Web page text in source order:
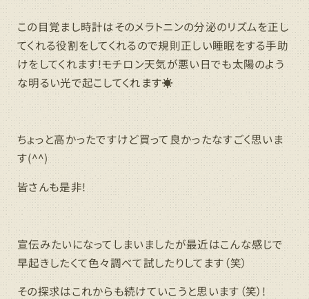
この目覚まし時計はそのメラトニンの分泌のリズムを正し
てくれる役割をしてくれるので規則正しい睡眠をする手助
けをしてくれます!モチロン天気が悪い日でも太陽のよう
な明るい光で起こしてくれます☀
ちょっと高かったですけど買って良かったなすごく思いま
す(^^)
皆さんも是非!
宣伝みたいになってしまいましたが最近はこんな感じで
早起きしたくて色々調べて試したりしてます（笑）
その探求はこれからも続けていこうと思います（笑）!